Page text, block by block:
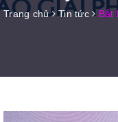
Trang chủ Tin tức Bắt